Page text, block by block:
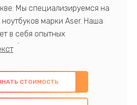
Мы специализируемся на
марки Aser. Наша
в себя опытных
с обширными знаниями и
и качественный ремонт с
оригинальных компонентов, а
качество всех
СТОИМОСТЬ